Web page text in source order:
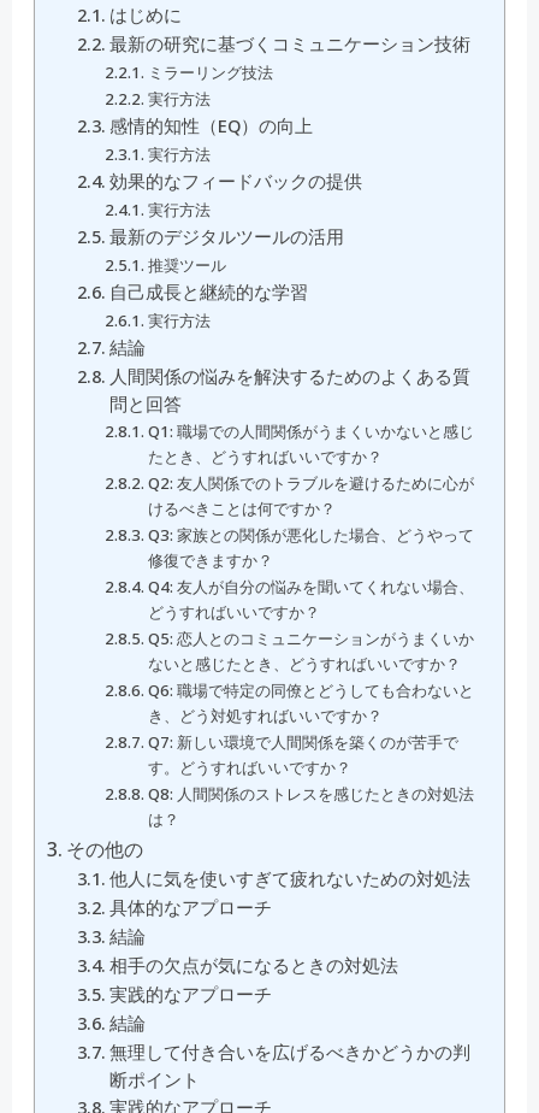
はじめに
最新の研究に基づくコミュニケーション技術
ミラーリング技法
実行方法
感情的知性（EQ）の向上
実行方法
効果的なフィードバックの提供
実行方法
最新のデジタルツールの活用
推奨ツール
自己成長と継続的な学習
実行方法
結論
人間関係の悩みを解決するためのよくある質
問と回答
Q1: 職場での人間関係がうまくいかないと感じ
たとき、どうすればいいですか？
Q2: 友人関係でのトラブルを避けるために心が
けるべきことは何ですか？
Q3: 家族との関係が悪化した場合、どうやって
修復できますか？
Q4: 友人が自分の悩みを聞いてくれない場合、
どうすればいいですか？
Q5: 恋人とのコミュニケーションがうまくいか
ないと感じたとき、どうすればいいですか？
Q6: 職場で特定の同僚とどうしても合わないと
き、どう対処すればいいですか？
Q7: 新しい環境で人間関係を築くのが苦手で
す。どうすればいいですか？
Q8: 人間関係のストレスを感じたときの対処法
は？
その他の
他人に気を使いすぎて疲れないための対処法
具体的なアプローチ
結論
相手の欠点が気になるときの対処法
実践的なアプローチ
結論
無理して付き合いを広げるべきかどうかの判
断ポイント
実践的なアプローチ